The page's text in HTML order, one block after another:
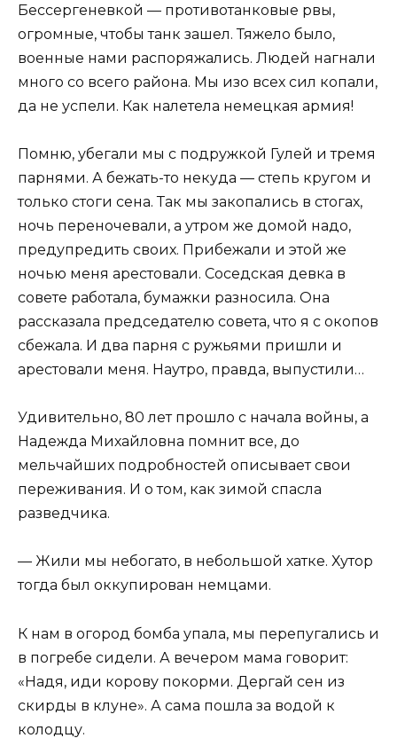
Бессергеневкой — противотанковые рвы,
огромные, чтобы танк зашел. Тяжело было,
военные нами распоряжались. Людей нагнали
много со всего района. Мы изо всех сил копали,
да не успели. Как налетела немецкая армия!
Помню, убегали мы с подружкой Гулей и тремя
парнями. А бежать-то некуда — степь кругом и
только стоги сена. Так мы закопались в стогах,
ночь переночевали, а утром же домой надо,
предупредить своих. Прибежали и этой же
ночью меня арестовали. Соседская девка в
совете работала, бумажки разносила. Она
рассказала председателю совета, что я с окопов
сбежала. И два парня с ружьями пришли и
арестовали меня. Наутро, правда, выпустили…
Удивительно, 80 лет прошло с начала войны, а
Надежда Михайловна помнит все, до
мельчайших подробностей описывает свои
переживания. И о том, как зимой спасла
разведчика.
— Жили мы небогато, в небольшой хатке. Хутор
тогда был оккупирован немцами.
К нам в огород бомба упала, мы перепугались и
в погребе сидели. А вечером мама говорит:
«Надя, иди корову покорми. Дергай сен из
скирды в клуне». А сама пошла за водой к
колодцу.